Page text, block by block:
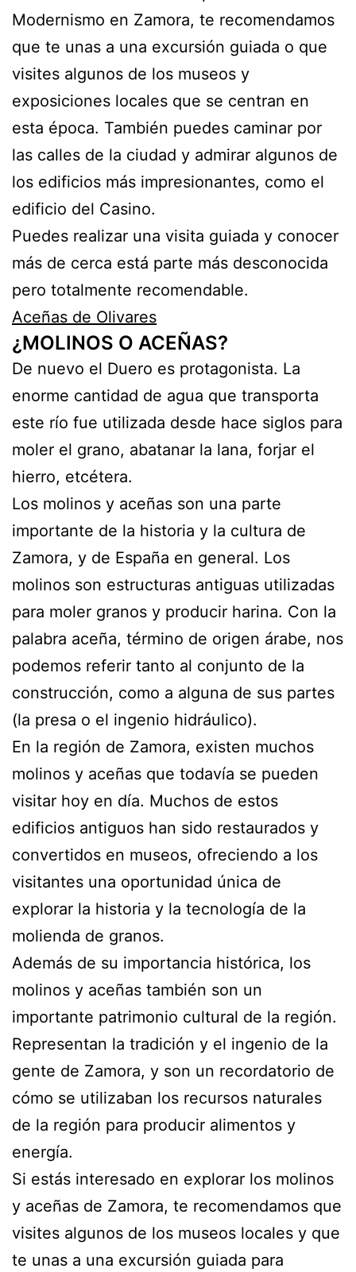
Modernismo en Zamora, te recomendamos
que te unas a una excursión guiada o que
visites algunos de los museos y
exposiciones locales que se centran en
esta época. También puedes caminar por
las calles de la ciudad y admirar algunos de
los edificios más impresionantes, como el
edificio del Casino.
Puedes realizar una visita guiada y conocer
más de cerca está parte más desconocida
pero totalmente recomendable.
Aceñas de Olivares
¿MOLINOS O ACEÑAS?
De nuevo el Duero es protagonista. La
enorme cantidad de agua que transporta
este río fue utilizada desde hace siglos para
moler el grano, abatanar la lana, forjar el
hierro, etcétera.
Los molinos y aceñas son una parte
importante de la historia y la cultura de
Zamora, y de España en general. Los
molinos son estructuras antiguas utilizadas
para moler granos y producir harina. Con la
palabra aceña, término de origen árabe, nos
podemos referir tanto al conjunto de la
construcción, como a alguna de sus partes
(la presa o el ingenio hidráulico).
En la región de Zamora, existen muchos
molinos y aceñas que todavía se pueden
visitar hoy en día. Muchos de estos
edificios antiguos han sido restaurados y
convertidos en museos, ofreciendo a los
visitantes una oportunidad única de
explorar la historia y la tecnología de la
molienda de granos.
Además de su importancia histórica, los
molinos y aceñas también son un
importante patrimonio cultural de la región.
Representan la tradición y el ingenio de la
gente de Zamora, y son un recordatorio de
cómo se utilizaban los recursos naturales
de la región para producir alimentos y
energía.
Si estás interesado en explorar los molinos
y aceñas de Zamora, te recomendamos que
visites algunos de los museos locales y que
te unas a una excursión guiada para